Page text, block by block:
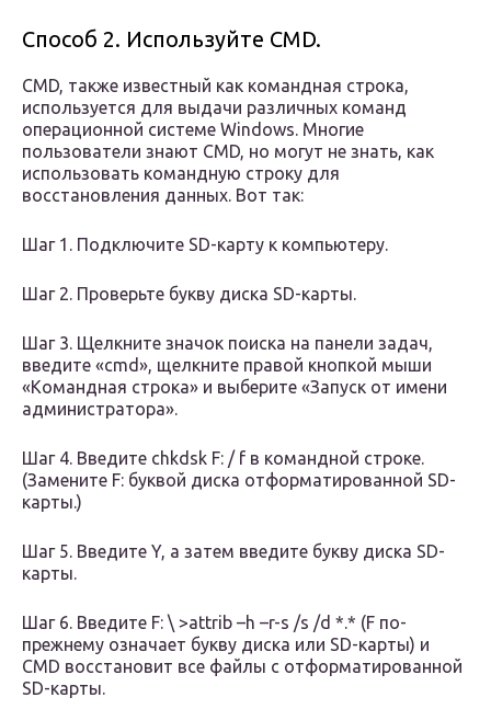
Способ 2. Используйте CMD.
CMD, также известный как командная строка,
используется для выдачи различных команд
операционной системе Windows. Многие
пользователи знают CMD, но могут не знать, как
использовать командную строку для
восстановления данных. Вот так:
Шаг 1. Подключите SD-карту к компьютеру.
Шаг 2. Проверьте букву диска SD-карты.
Шаг 3. Щелкните значок поиска на панели задач,
введите «cmd», щелкните правой кнопкой мыши
«Командная строка» и выберите «Запуск от имени
администратора».
Шаг 4. Введите chkdsk F: / f в командной строке.
(Замените F: буквой диска отформатированной SD-
карты.)
Шаг 5. Введите Y, а затем введите букву диска SD-
карты.
Шаг 6. Введите F: \ >attrib –h –r-s /s /d *.* (F по-
прежнему означает букву диска или SD-карты) и
CMD восстановит все файлы с отформатированной
SD-карты.